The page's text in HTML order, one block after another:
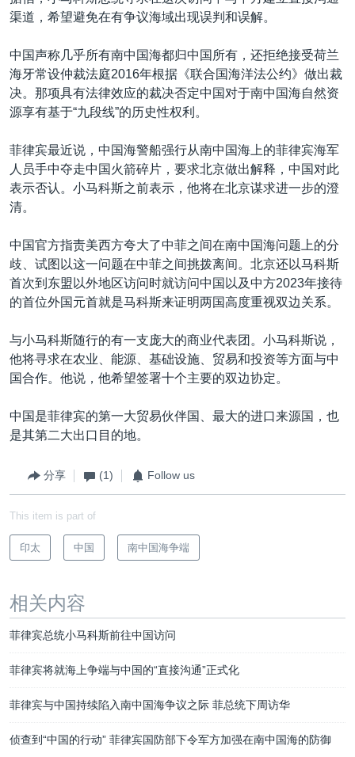
渠道，希望避免在有争议海域出现误判和误解。
中国声称几乎所有南中国海都归中国所有，还拒绝接受荷兰
海牙常设仲裁法庭2016年根据《联合国海洋法公约》做出裁
决。那项具有法律效应的裁决否定中国对于南中国海自然资
源享有基于“九段线”的历史性权利。
菲律宾最近说，中国海警船强行从南中国海上的菲律宾海军
人员手中夺走中国火箭碎片，要求北京做出解释，中国对此
表示否认。小马科斯之前表示，他将在北京谋求进一步的澄
清。
中国官方指责美西方夸大了中菲之间在南中国海问题上的分
歧、试图以这一问题在中菲之间挑拨离间。北京还以马科斯
首次到东盟以外地区访问时就访问中国以及中方2023年接待
的首位外国元首就是马科斯来证明两国高度重视双边关系。
与小马科斯随行的有一支庞大的商业代表团。小马科斯说，
他将寻求在农业、能源、基础设施、贸易和投资等方面与中
国合作。他说，他希望签署十个主要的双边协定。
中国是菲律宾的第一大贸易伙伴国、最大的进口来源国，也
是其第二大出口目的地。
分享 (1) Follow us
This item is part of
印太 中国 南中国海争端
相关内容
菲律宾总统小马科斯前往中国访问
菲律宾将就海上争端与中国的“直接沟通”正式化
菲律宾与中国持续陷入南中国海争议之际 菲总统下周访华
侦查到“中国的行动” 菲律宾国防部下令军方加强在南中国海的防御